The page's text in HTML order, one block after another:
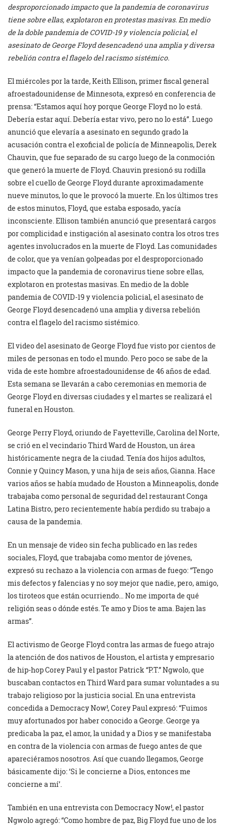
desproporcionado impacto que la pandemia de coronavirus
tiene sobre ellas, explotaron en protestas masivas. En medio
de la doble pandemia de COVID-19 y violencia policial, el
asesinato de George Floyd desencadenó una amplia y diversa
rebelión contra el flagelo del racismo sistémico.
El miércoles por la tarde, Keith Ellison, primer fiscal general
afroestadounidense de Minnesota, expresó en conferencia de
prensa: “Estamos aquí hoy porque George Floyd no lo está.
Debería estar aquí. Debería estar vivo, pero no lo está”. Luego
anunció que elevaría a asesinato en segundo grado la
acusación contra el exoficial de policía de Minneapolis, Derek
Chauvin, que fue separado de su cargo luego de la conmoción
que generó la muerte de Floyd. Chauvin presionó su rodilla
sobre el cuello de George Floyd durante aproximadamente
nueve minutos, lo que le provocó la muerte. En los últimos tres
de estos minutos, Floyd, que estaba esposado, yacía
inconsciente. Ellison también anunció que presentará cargos
por complicidad e instigación al asesinato contra los otros tres
agentes involucrados en la muerte de Floyd. Las comunidades
de color, que ya venían golpeadas por el desproporcionado
impacto que la pandemia de coronavirus tiene sobre ellas,
explotaron en protestas masivas. En medio de la doble
pandemia de COVID-19 y violencia policial, el asesinato de
George Floyd desencadenó una amplia y diversa rebelión
contra el flagelo del racismo sistémico.
El video del asesinato de George Floyd fue visto por cientos de
miles de personas en todo el mundo. Pero poco se sabe de la
vida de este hombre afroestadounidense de 46 años de edad.
Esta semana se llevarán a cabo ceremonias en memoria de
George Floyd en diversas ciudades y el martes se realizará el
funeral en Houston.
George Perry Floyd, oriundo de Fayetteville, Carolina del Norte,
se crió en el vecindario Third Ward de Houston, un área
históricamente negra de la ciudad. Tenía dos hijos adultos,
Connie y Quincy Mason, y una hija de seis años, Gianna. Hace
varios años se había mudado de Houston a Minneapolis, donde
trabajaba como personal de seguridad del restaurant Conga
Latina Bistro, pero recientemente había perdido su trabajo a
causa de la pandemia.
En un mensaje de video sin fecha publicado en las redes
sociales, Floyd, que trabajaba como mentor de jóvenes,
expresó su rechazo a la violencia con armas de fuego: “Tengo
mis defectos y falencias y no soy mejor que nadie, pero, amigo,
los tiroteos que están ocurriendo… No me importa de qué
religión seas o dónde estés. Te amo y Dios te ama. Bajen las
armas”.
El activismo de George Floyd contra las armas de fuego atrajo
la atención de dos nativos de Houston, el artista y empresario
de hip-hop Corey Paul y el pastor Patrick “P.T.” Ngwolo, que
buscaban contactos en Third Ward para sumar voluntades a su
trabajo religioso por la justicia social. En una entrevista
concedida a Democracy Now!, Corey Paul expresó: “Fuimos
muy afortunados por haber conocido a George. George ya
predicaba la paz, el amor, la unidad y a Dios y se manifestaba
en contra de la violencia con armas de fuego antes de que
apareciéramos nosotros. Así que cuando llegamos, George
básicamente dijo: ‘Si le concierne a Dios, entonces me
concierne a mí’.
También en una entrevista con Democracy Now!, el pastor
Ngwolo agregó: “Como hombre de paz, Big Floyd fue uno de los